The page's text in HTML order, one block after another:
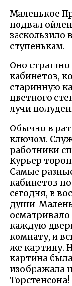
Маленькое
подвал
ступенькам.
Оно страшно
кабинетов,
старинную
цветного
лучи
Обычно в
ключом.
работники
Курьер
Самые
кабинетов
сегодня, в
души.
каждую
комнату, и
же картину.
картина
изображала
Торстенсона!